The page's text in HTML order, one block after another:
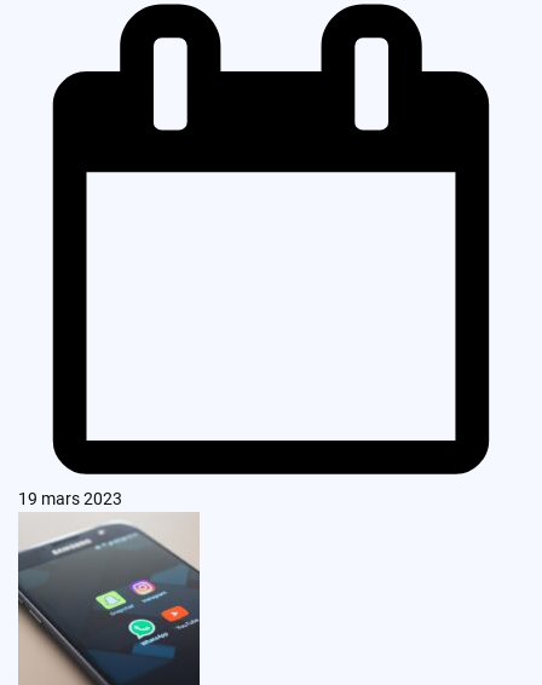
19 mars 2023